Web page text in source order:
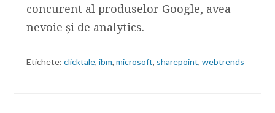
concurent al produselor Google, avea
nevoie și de analytics.
Etichete: clicktale, ibm, microsoft, sharepoint, webtrends